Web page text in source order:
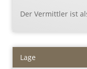
Der Vermittler ist
Lage